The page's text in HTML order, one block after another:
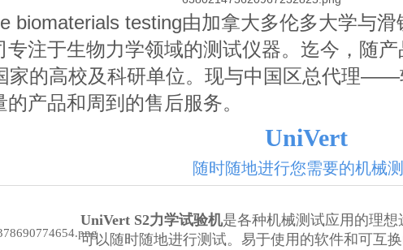
biomaterials testing由加拿大多伦多大学与
专注于生物力学领域的测试仪器。迄今，随
家的高校及科研单位。现与中国区总代理
的产品和周到的售后服务。
UniVert
随时随地进行您需要的机械
UniVert S2力学试验机是各种机械测试应用的理
可以随时随地进行测试。易于使用的软件和可互